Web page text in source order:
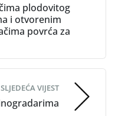
plodovitog
i otvorenim
povrća za
SLJEDEĆA VIJEST